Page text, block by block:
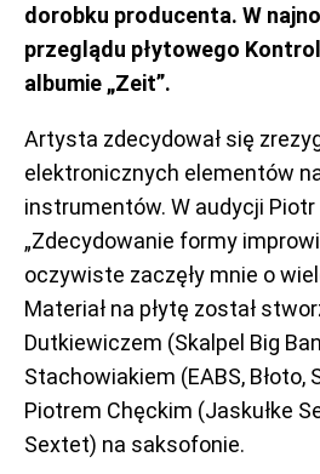
dorobku producenta. W
przeglądu płytowego
albumie „Zeit”.
Artysta zdecydował się
elektronicznych elementów
instrumentów. W audycji Piotr
„Zdecydowanie formy
oczywiste zaczęły mnie o
Materiał na płytę został
Dutkiewiczem (Skalpel Big
Stachowiakiem (EABS, Błoto,
Piotrem Chęckim (Jaskułke
Sextet) na saksofonie.